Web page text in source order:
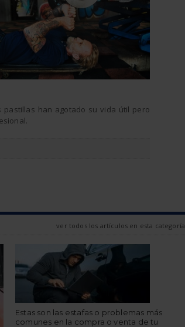
han agotado su vida útil pero
ver todos los artículos en esta categoría
Estas son las estafas o problemas más
comunes en la compra o venta de tu